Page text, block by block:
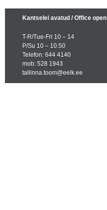
Kantselei avatud / Office open
T-R/Tue-Fri 10 – 14
P/Su 10 – 10.50
Telefon: 644 4140
mob: 528 1943
tallinna.toom@eelk.ee